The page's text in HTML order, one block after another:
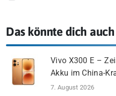
Das könnte dich
Vivo X300 E –
Akku im China-
7. August 2026